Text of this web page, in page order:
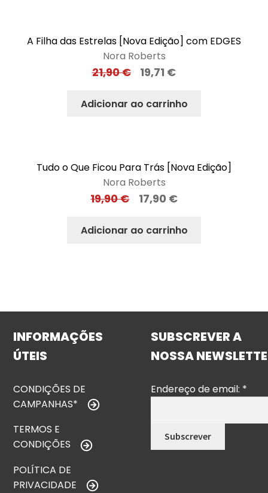
A Filha das Estrelas [Nova Edição] com EDGES
Nora Roberts
21,90€ 19,71 €
Adicionar ao carrinho
Tudo o Que Ficou Para Trás [Nova Edição]
Nora Roberts
19,90€ 17,90 €
Adicionar ao carrinho
INFORMAÇÕES
ÚTEIS
CONDIÇÕES DE
CAMPANHAS*
TERMOS E
CONDIÇÕES
POLÍTICA DE
PRIVACIDADE
SUBSCREVER A
NOSSA
Endereço de email: *